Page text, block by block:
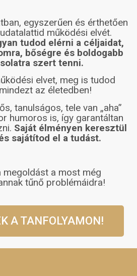
egyszerűen és érthetően
működési elvét.
tudod elérni a céljaidat,
bőségre és boldogabb
szert tenni.
elvet, meg is tudod
az életedben!
tanulságos, tele van „aha”
humoros is, így garantáltan
Saját élményen keresztül
sajátítod el a tudást.
megoldást a most még
tűnő problémáidra!
A TANFOLYAMON!